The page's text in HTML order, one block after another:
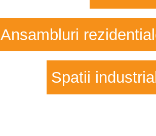
Ansambluri
Spatii